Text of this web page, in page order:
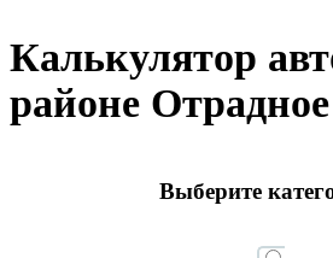
Калькулятор
районе Отрадное
Выберите